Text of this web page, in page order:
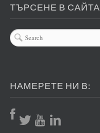
ТЪРСЕНЕ В САЙТА
НАМЕРЕТЕ НИ В: